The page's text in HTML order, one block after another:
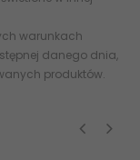
warunkach
danego dnia,
produktów.